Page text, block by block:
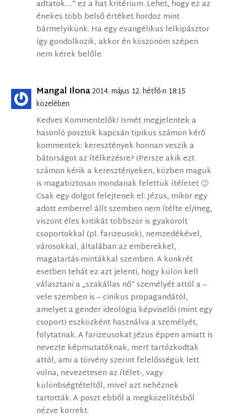
adtatok….” ez a hat kritérium. Lehet, hogy ez az
énekes több belső értéket hordoz mint
bármelyikünk. Ha egy evangélikus lelkipásztor
így gondolkozik, akkor én köszönöm szépen
nem kérek belőle.
Mangal Ilona2014. május 12. hétfő-n 18:15
közelében
Kedves Kommentelők! Ismét megjelentek a
hasonló posztok kapcsán tipikus számon kérő
kommentek: keresztények honnan veszik a
bátorságot az ítélkezésre? (Persze akik ezt
számon kérik a keresztényeken, közben maguk
is magabiztosan mondanak felettük ítéletet 🙂
Csak egy dolgot felejtenek el: Jézus, mikor egy
adott emberrel állt szemben nem ítélte el/meg,
viszont éles kritikát többször is gyakorolt
csoportokkal (pl. farizeusok), nemzedékével,
városokkal, általában az emberekkel,
magatartás-mintákkal szemben. A konkrét
esetben tehát ez azt jelenti, hogy külön kell
választani a „szakállas nő” személyét attól a –
vele szemben is – cinikus propagandától,
amelyet a gender ideológia képviselői (mint egy
csoport) eszközként használva a személyét,
folytatnak. A farizeusokat Jézus éppen amiatt is
nevezte képmutatóknak, mert tartózkodtak
attól, ami a törvény szerint felelősségük lett
volna, nevezetesen az ítélet-, vagy
különbségtételtől, mivel azt nehéznek
tartották. A poszt ebből a megközelítésből
nézve korrekt.